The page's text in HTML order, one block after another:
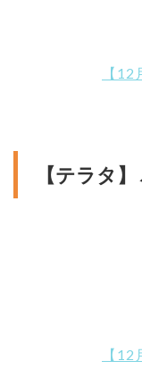
【
【テラタ
【